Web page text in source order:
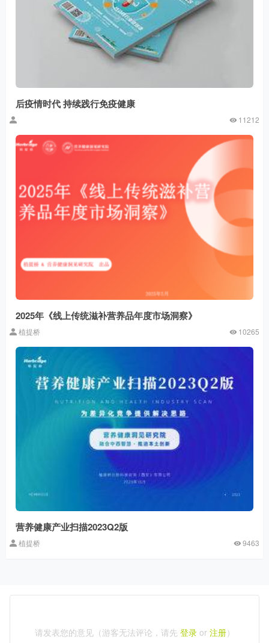
后疫情时代 持续践行免疫健康
11212
2025年《线上传统滋补营养品年度市场洞察》
植提桥 10265
营养健康产业扫描2023Q2版
植提桥 9463
请发表您的意见（游客无法评论，请先 登录or 注册）